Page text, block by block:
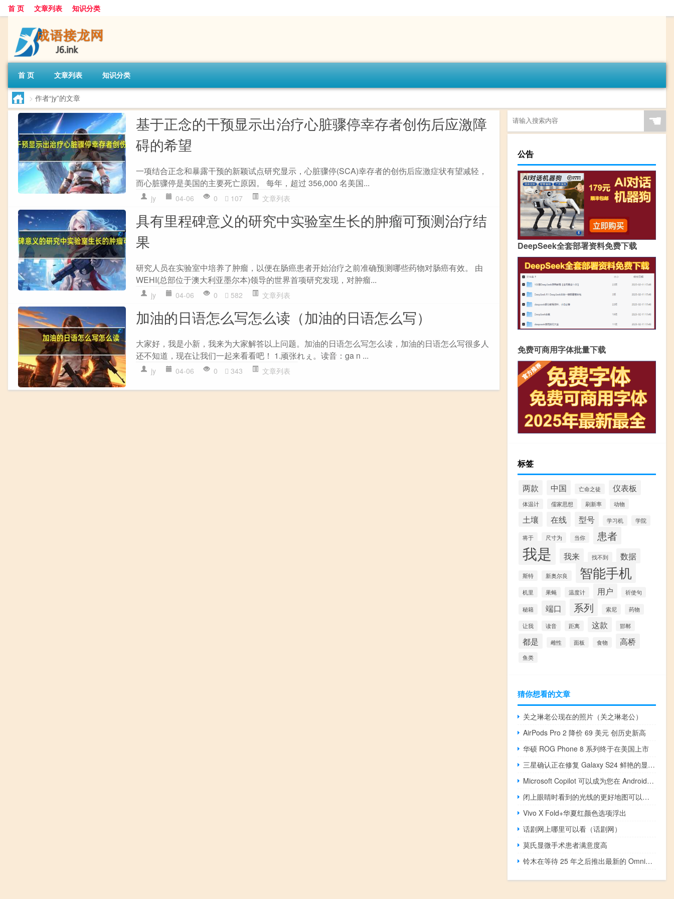
首 页 文章列表 知识分类
首 页 文章列表 知识分类
> 作者“jy”的文章
基于正念的干预显示出治疗心脏骤停幸存者创伤后应激障
碍的希望
一项结合正念和暴露干预的新颖试点研究显示，心脏骤停(SCA)幸存者的创伤后应激症状有望减轻，
而心脏骤停是美国的主要死亡原因。 每年，超过 356,000 名美国...
jy 04-06 0 107 文章列表
具有里程碑意义的研究中实验室生长的肿瘤可预测治疗结
果
研究人员在实验室中培养了肿瘤，以便在肠癌患者开始治疗之前准确预测哪些药物对肠癌有效。 由
WEHI(总部位于澳大利亚墨尔本)领导的世界首项研究发现，对肿瘤...
jy 04-06 0 582 文章列表
加油的日语怎么写怎么读（加油的日语怎么写）
大家好，我是小新，我来为大家解答以上问题。加油的日语怎么写怎么读，加油的日语怎么写很多人
还不知道，现在让我们一起来看看吧！ 1.顽张れぇ。读音：ga n ...
jy 04-06 0 343 文章列表
☚
公告
DeepSeek全套部署资料免费下载
免费可商用字体批量下载
标签
两款 中国 亡命之徒 仪表板
体温计 儒家思想 刷新率 动物
土壤 在线 型号 学习机 学院
将于 尺寸为 当你 患者
我是 我来 找不到 数据
斯特 新奥尔良 智能手机
机里 果蝇 温度计 用户 祈使句
秘籍 端口 系列 索尼 药物
让我 读音 距离 这款 邯郸
都是 雌性 面板 食物 高桥
鱼类
猜你想看的文章
关之琳老公现在的照片（关之琳老公）
AirPods Pro 2 降价 69 美元 创历史新高
华硕 ROG Phone 8 系列终于在美国上市
三星确认正在修复 Galaxy S24 鲜艳的显示颜色配置文件
Microsoft Copilot 可以成为您在 Android 上的默认助手
闭上眼睛时看到的光线的更好地图可以改善仿生眼效果
Vivo X Fold+华夏红颜色选项浮出
话剧网上哪里可以看（话剧网）
莫氏显微手术患者满意度高
铃木在等待 25 年之后推出最新的 Omnichord OM-108 电子汽车竖琴